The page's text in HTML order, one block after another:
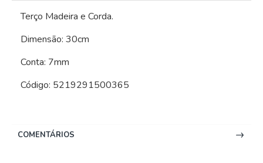
Terço Madeira e Corda.
Dimensão: 30cm
Conta: 7mm
Código: 5219291500365
COMENTÁRIOS